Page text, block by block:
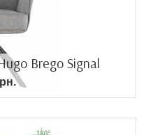
Brego Signal